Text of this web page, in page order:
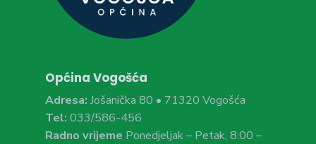
Općina Vogošća
Adresa: Jošanička 80 • 71320 Vogošća
Tel: 033/586-456
Radno vrijeme Ponedjeljak – Petak, 8:00 –